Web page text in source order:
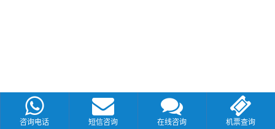
咨询电话 短信咨询 在线咨询 机票查询